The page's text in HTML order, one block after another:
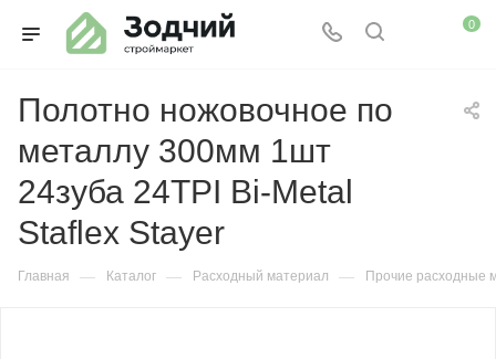
0
Полотно ножовочное по
металлу 300мм 1шт
24зуба 24TPI Bi-Metal
Staflex Stayer
Главная — Каталог — Расходный материал — Прочие расходные